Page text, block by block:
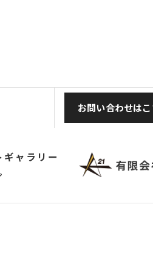
お問い合わせは
ギャラリー